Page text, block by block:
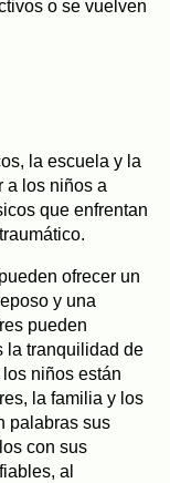
o se vuelven
la escuela y la
a los niños a
que enfrentan
ofrecer un
y una
pueden
la tranquilidad de
niños están
la familia y los
palabras sus
con sus
al